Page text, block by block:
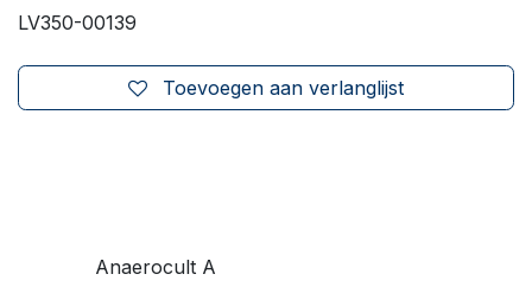
LV350-00139
Toevoegen aan verlanglijst
Anaerocult A